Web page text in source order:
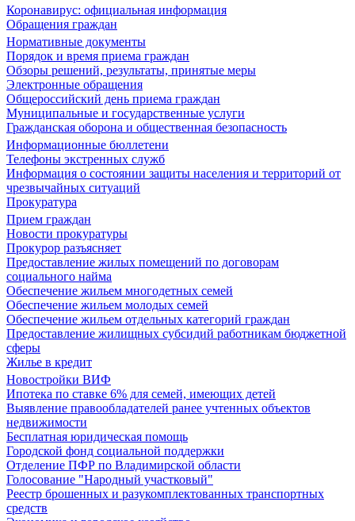
Коронавирус: официальная информация
Обращения граждан
Нормативные документы
Порядок и время приема граждан
Обзоры решений, результаты, принятые меры
Электронные обращения
Общероссийский день приема граждан
Муниципальные и государственные услуги
Гражданская оборона и общественная безопасность
Информационные бюллетени
Телефоны экстренных служб
Информация о состоянии защиты населения и территорий от
чрезвычайных ситуаций
Прокуратура
Прием граждан
Новости прокуратуры
Прокурор разъясняет
Предоставление жилых помещений по договорам
социального найма
Обеспечение жильем многодетных семей
Обеспечение жильем молодых семей
Обеспечение жильем отдельных категорий граждан
Предоставление жилищных субсидий работникам бюджетной
сферы
Жилье в кредит
Новостройки ВИФ
Ипотека по ставке 6% для семей, имеющих детей
Выявление правообладателей ранее учтенных объектов
недвижимости
Бесплатная юридическая помощь
Городской фонд социальной поддержки
Отделение ПФР по Владимирской области
Голосование "Народный участковый"
Реестр брошенных и разукомплектованных транспортных
средств